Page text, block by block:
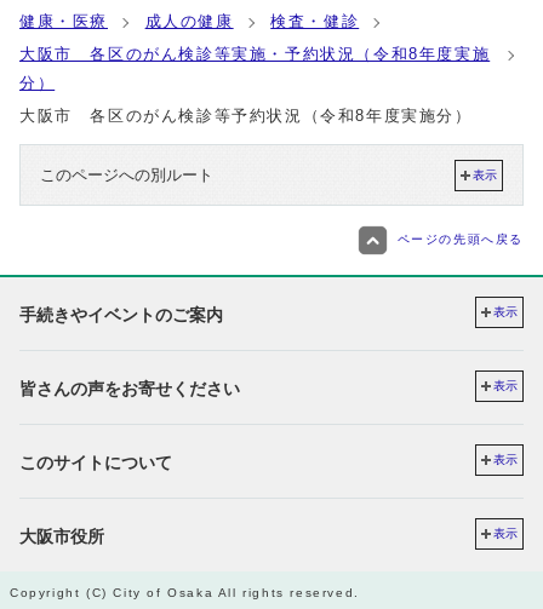
健康・医療
成人の健康
検査・健診
大阪市 各区のがん検診等実施・予約状況（令和8年度実施
分）
大阪市 各区のがん検診等予約状況（令和8年度実施分）
このページへの別ルート 表示
ページの先頭へ戻る
手続きやイベントのご案内 表示
皆さんの声をお寄せください 表示
このサイトについて 表示
大阪市役所 表示
Copyright (C) City of Osaka All rights reserved.